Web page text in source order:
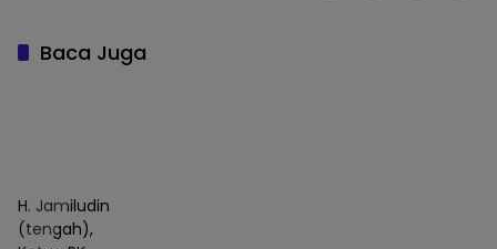
Baca Juga
H. Jamiludin
(tengah),